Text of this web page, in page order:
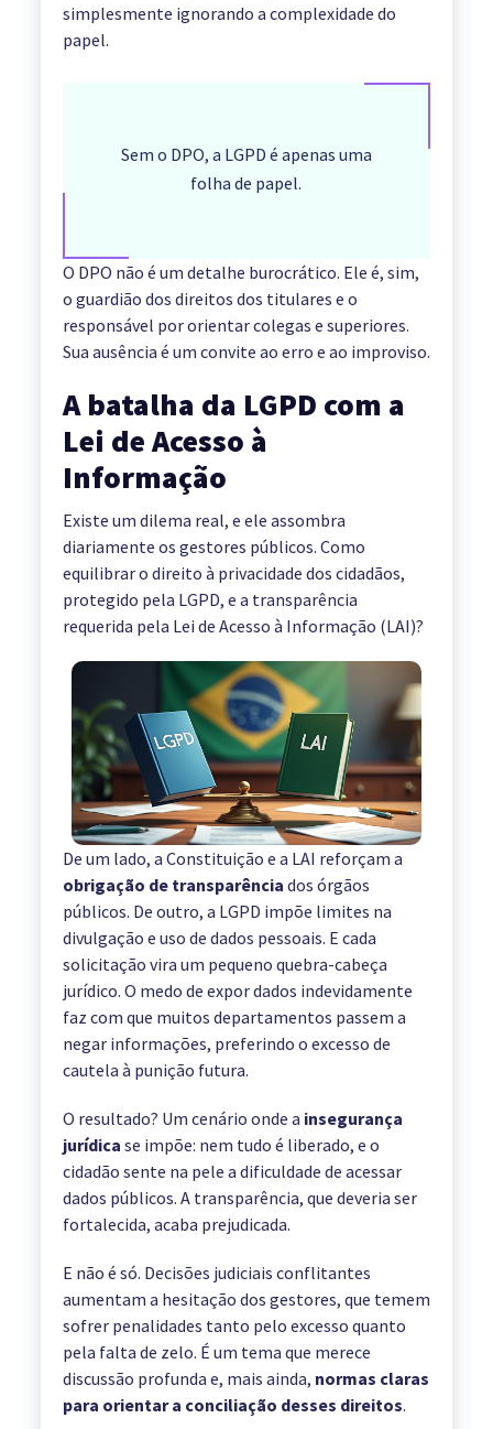
simplesmente ignorando a complexidade do
papel.
Sem o DPO, a LGPD é apenas uma
folha de papel.
O DPO não é um detalhe burocrático. Ele é, sim,
o guardião dos direitos dos titulares e o
responsável por orientar colegas e superiores.
Sua ausência é um convite ao erro e ao improviso.
A batalha da LGPD com a
Lei de Acesso à
Informação
Existe um dilema real, e ele assombra
diariamente os gestores públicos. Como
equilibrar o direito à privacidade dos cidadãos,
protegido pela LGPD, e a transparência
requerida pela Lei de Acesso à Informação (LAI)?
De um lado, a Constituição e a LAI reforçam a
obrigação de transparência dos órgãos
públicos. De outro, a LGPD impõe limites na
divulgação e uso de dados pessoais. E cada
solicitação vira um pequeno quebra-cabeça
jurídico. O medo de expor dados indevidamente
faz com que muitos departamentos passem a
negar informações, preferindo o excesso de
cautela à punição futura.
O resultado? Um cenário onde a insegurança
jurídica se impõe: nem tudo é liberado, e o
cidadão sente na pele a dificuldade de acessar
dados públicos. A transparência, que deveria ser
fortalecida, acaba prejudicada.
E não é só. Decisões judiciais conflitantes
aumentam a hesitação dos gestores, que temem
sofrer penalidades tanto pelo excesso quanto
pela falta de zelo. É um tema que merece
discussão profunda e, mais ainda, normas claras
para orientar a conciliação desses direitos.